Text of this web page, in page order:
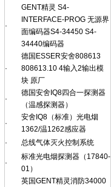
·
GENT精灵 S4-
INTERFACE-PROG 无源界
面编码器S4-34450 S4-
34440编码器
·
德国ESSER安舍808613
808613.10 4输入2输出模
块 原厂
·
德国安舍IQ8四合一探测器
（温感探测器）
·
安舍IQ8（标准）光电烟
1362/温1262感应器
·
总线气体灭火控制系统
·
标准光电烟探测器（17840-
01）
英国GENT精灵消防34000